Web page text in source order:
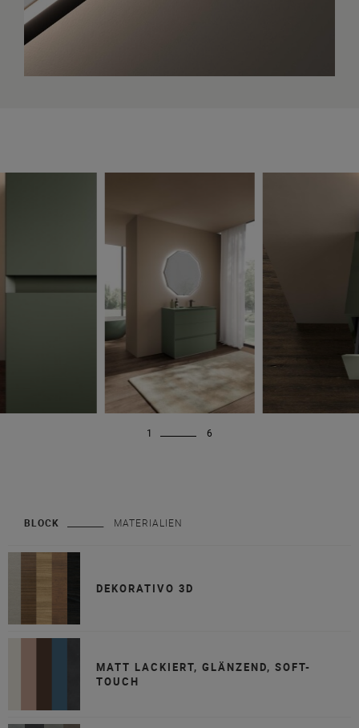
1 6
BLOCK MATERIALIEN
DEKORATIVO 3D
MATT LACKIERT, GLÄNZEND, SOFT-
TOUCH